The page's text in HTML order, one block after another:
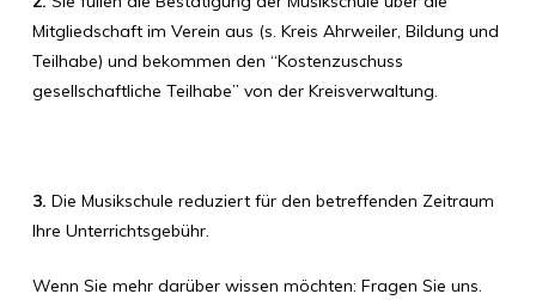
Mitgliedschaft im Verein aus (s. Kreis Ahrweiler, Bildung und
Teilhabe) und bekommen den “Kostenzuschuss
gesellschaftliche Teilhabe” von der Kreisverwaltung.
3. Die Musikschule reduziert für den betreffenden Zeitraum
Ihre Unterrichtsgebühr.
Wenn Sie mehr darüber wissen möchten: Fragen Sie uns.